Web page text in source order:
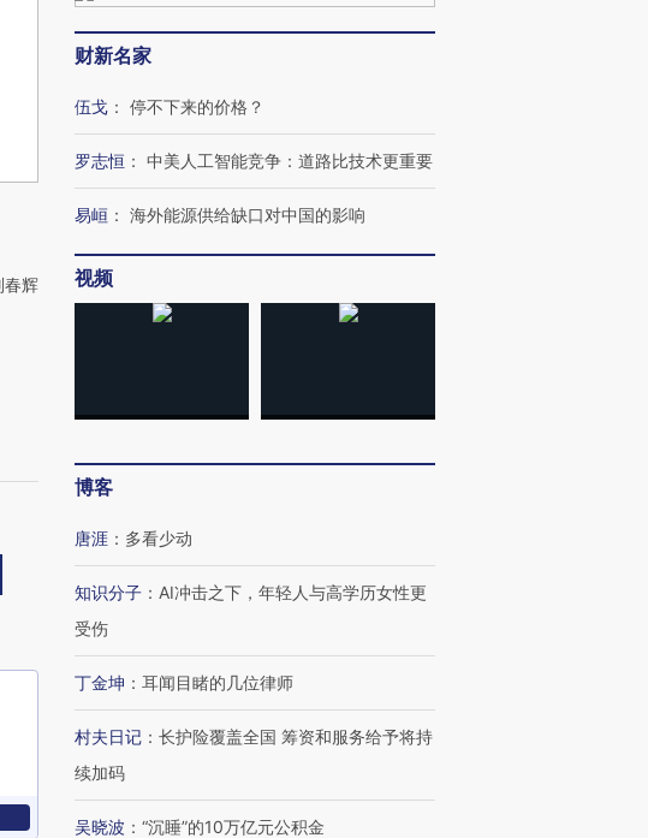
春辉
财新名家
伍戈 ： 停不下来的价格？
罗志恒 ： 中美人工智能竞争：道路比技术更重要
易峘 ： 海外能源供给缺口对中国的影响
视频
博客
唐涯 ： 多看少动
知识分子 ： AI冲击之下，年轻人与高学历女性更
受伤
丁金坤 ： 耳闻目睹的几位律师
村夫日记 ： 长护险覆盖全国 筹资和服务给予将持
续加码
吴晓波 ： “沉睡”的10万亿元公积金